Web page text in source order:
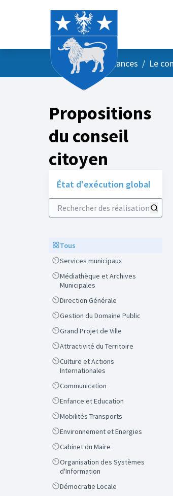
AccueilMenu principal
/ Vos instances / Le
Propositions
du conseil
citoyen
État d'exécution global
Rechercher des réalisations
ScopeTous
ScopeServices municipaux
Scope
Médiathèque et Archives
Municipales
ScopeDirection Générale
ScopeGestion du Domaine Public
ScopeGrand Projet de Ville
ScopeAttractivité du Territoire
Scope
Culture et Actions
Internationales
ScopeCommunication
ScopeEnfance et Education
ScopeMobilités Transports
ScopeEnvironnement et Energies
ScopeCabinet du Maire
Scope
Organisation des Systèmes
d'Information
ScopeDémocratie Locale